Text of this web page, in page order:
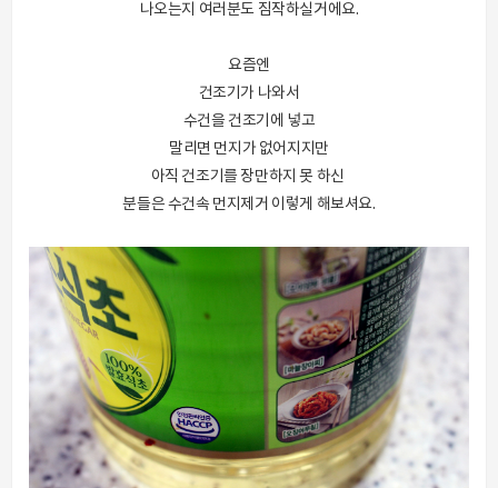
나오는지 여러분도 짐작하실거에요.
요즘엔
건조기가 나와서
수건을 건조기에 넣고
말리면 먼지가 없어지지만
아직 건조기를 장만하지 못 하신
분들은 수건속 먼지제거 이렇게 해보셔요.